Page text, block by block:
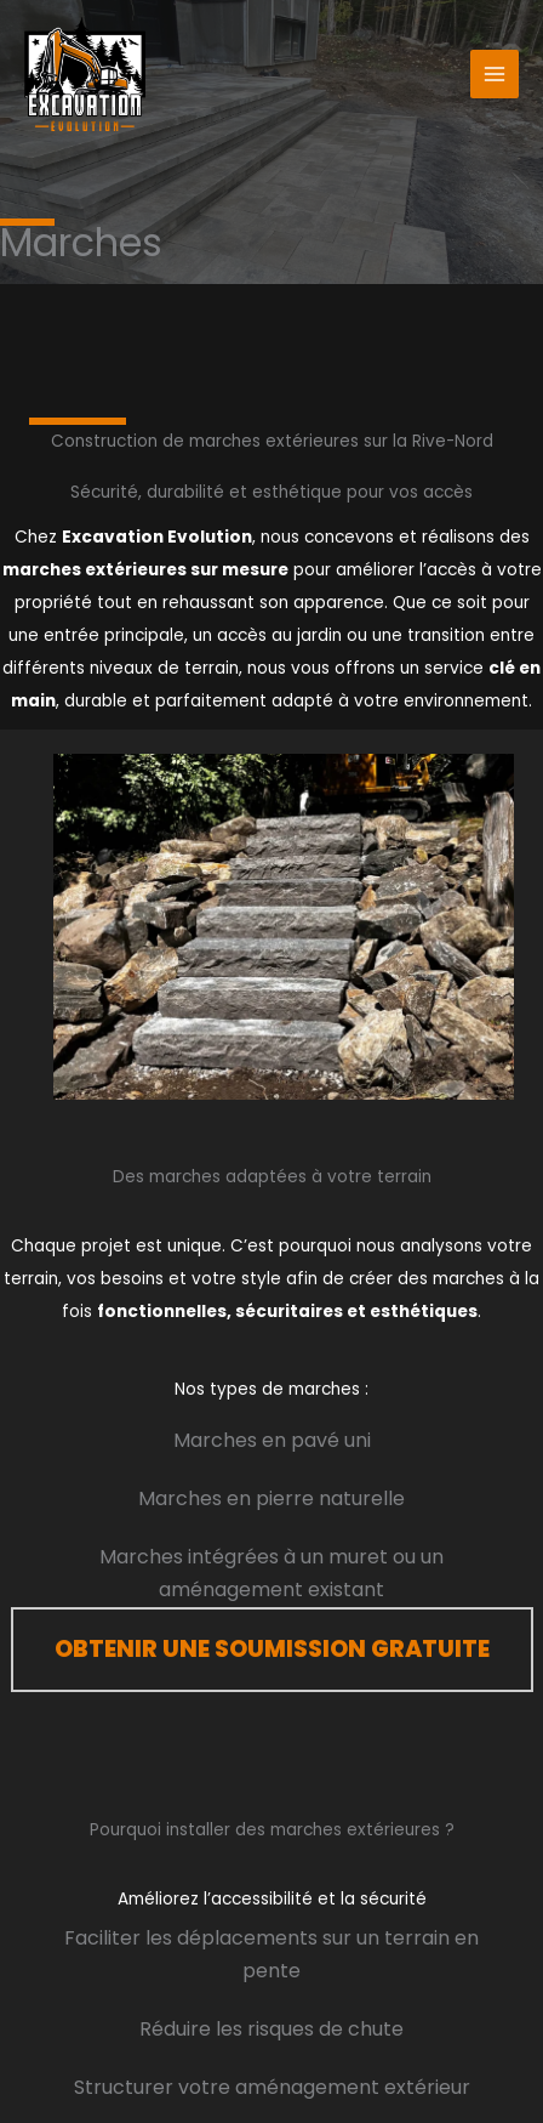
contenu
Marches
Construction de marches extérieures sur la Rive-Nord
Sécurité, durabilité et esthétique pour vos accès
Chez Excavation Evolution, nous concevons et réalisons des
marches extérieures sur mesurepour améliorer l’accès à votre
propriété tout en rehaussant son apparence. Que ce soit pour
une entrée principale, un accès au jardin ou une transition entre
différents niveaux de terrain, nous vous offrons un service clé en
main, durable et parfaitement adapté à votre environnement.
Des marches adaptées à votre terrain
Chaque projet est unique. C’est pourquoi nous analysons votre
terrain, vos besoins et votre style afin de créer des marches à la
fois fonctionnelles, sécuritaires et esthétiques.
Nos types de marches :
Marches en pavé uni
Marches en pierre naturelle
Marches intégrées à un muret ou un
aménagement existant
OBTENIR UNE SOUMISSION GRATUITE
Pourquoi installer des marches extérieures ?
Améliorez l’accessibilité et la sécurité
Faciliter les déplacements sur un terrain en
pente
Réduire les risques de chute
Structurer votre aménagement extérieur